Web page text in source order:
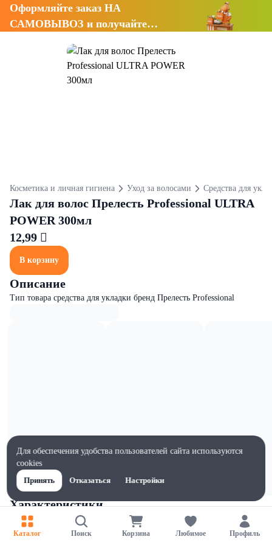
Оформляйте заказ НА
САМОВЫВОЗ и получайте
Косметика и личная гигиена Уход за волосами Средства для
Лак для волос Прелесть Professional ULTRA
POWER 300мл
12,99 
В корзину
Описание
Тип товара средства для укладки бренд Прелесть Professional
Характеристики
Ширина, мм
52
Каталог Поиск Корзина Любимое Профиль
Для обеспечения удобства пользователей сайта используются
cookies
Принять
Отказаться Настройки